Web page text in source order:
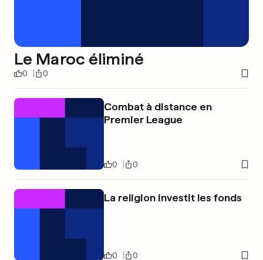
Le Maroc éliminé
0 0
Combat à distance en
Premier League
0 0
La religion investit les fonds
0 0